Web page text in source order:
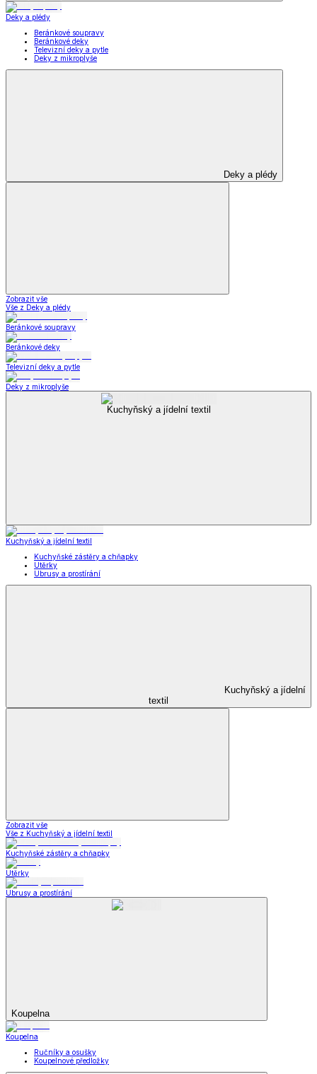
Deky a plédy
Beránkové soupravy
Beránkové deky
Televizní deky a pytle
Deky z mikroplyše
Deky a plédy
Zobrazit vše
Vše z Deky a plédy
Beránkové soupravy
Beránkové deky
Televizní deky a pytle
Deky z mikroplyše
Kuchyňský a jídelní textil
Kuchyňský a jídelní textil
Kuchyňské zástěry a chňapky
Utěrky
Ubrusy a prostírání
Kuchyňský a jídelní
textil
Zobrazit vše
Vše z Kuchyňský a jídelní textil
Kuchyňské zástěry a chňapky
Utěrky
Ubrusy a prostírání
Koupelna
Koupelna
Ručníky a osušky
Koupelnové předložky